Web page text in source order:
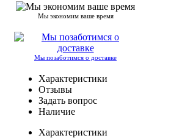
Мы экономим ваше время
Мы позаботимся о доставке
Характеристики
Отзывы
Задать вопрос
Наличие
Характеристики